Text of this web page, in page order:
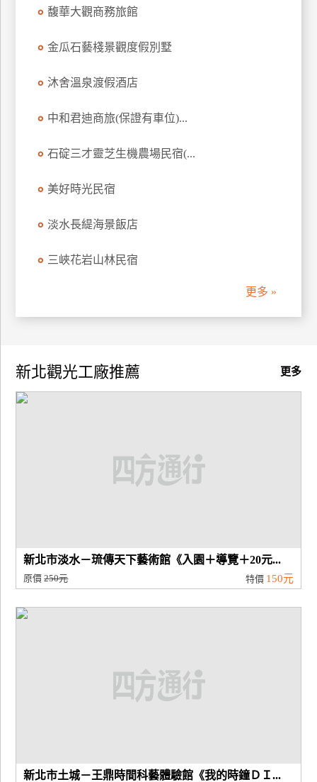
商
合
作
商
品
宣
馥華大觀商務旅館
金瓜石藝棧景觀度假別墅
沐舍溫泉渡假酒店
中和君迪商旅(保證有車位)...
石碇三才靈芝生機農場民宿(...
美好時光民宿
淡水長緹海景飯店
三峽花岩山林民宿
更多 »
更多
新北觀光工廠推薦
新北市淡水－琉傳天下藝術館《入園＋導覽＋20元...
原價250元 特價 150元
新北市土城－王鼎時間科藝體驗館《我的時鐘ＤＩ...